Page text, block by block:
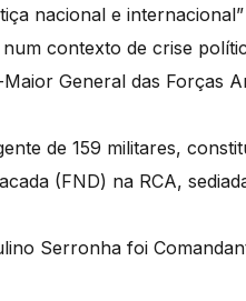
nacional e
contexto de crise
General das Forças
de 159 militares,
(FND) na RCA,
Serronha foi